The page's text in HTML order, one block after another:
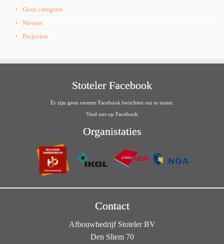
Geen categorie
Nieuws
Projecten
Stoteler Facebook
Er zijn geen recente Facebook berichten om te tonen.
Vind ons op Facebook
Organistaties
Contact
Afbouwbedrijf Stoteler BV
Den Sliem 70